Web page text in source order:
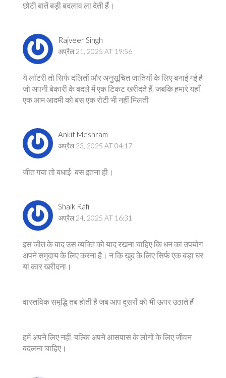
छोटी बातें बड़ी बदलाव ला देती हैं।
Rajveer Singh
अप्रैल 21, 2025 AT 19:56
ये लॉटरी तो सिर्फ दलितों और अनुसूचित जातियों के लिए बनाई गई है
जो अपनी बेकारी के बदले में एक टिकट खरीदते हैं, जबकि हमारे यहाँ
एक आम आदमी को बस एक रोटी भी नहीं मिलती
Ankit Meshram
अप्रैल 23, 2025 AT 04:17
जीत गया तो बधाई! बस इतना ही।
Shaik Rafi
अप्रैल 24, 2025 AT 16:31
इस जीत के बाद उस व्यक्ति को याद रखना चाहिए कि धन का उपयोग
अपने समुदाय के लिए करना है। न कि खुद के लिए सिर्फ एक बड़ा घर
या कार खरीदना।
वास्तविक समृद्धि तब होती है जब आप दूसरों को भी ऊपर उठाते हैं।
हमें अपने लिए नहीं, बल्कि अपने आसपास के लोगों के लिए जीवन
बदलना चाहिए।